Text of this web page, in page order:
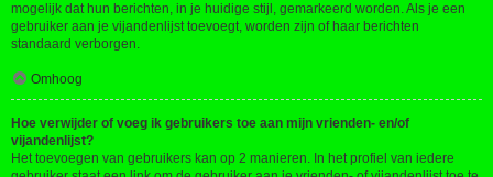
mogelijk dat hun berichten, in je huidige stijl, gemarkeerd worden. Als je een
gebruiker aan je vijandenlijst toevoegt, worden zijn of haar berichten
standaard verborgen.
Omhoog
Hoe verwijder of voeg ik gebruikers toe aan mijn vrienden- en/of
vijandenlijst?
Het toevoegen van gebruikers kan op 2 manieren. In het profiel van iedere